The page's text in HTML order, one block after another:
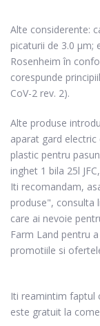
Alte considerente:
picaturii de 3.0 µm;
Rosenheim în
corespunde
CoV-2 rev. 2).
Alte produse
aparat gard
plastic pentru
inghet 1 bila 25l
Iti recomandam,
produse", consulta
care ai nevoie
Farm Land pentru
promotiile si
Iti reamintim faptul
este gratuit la